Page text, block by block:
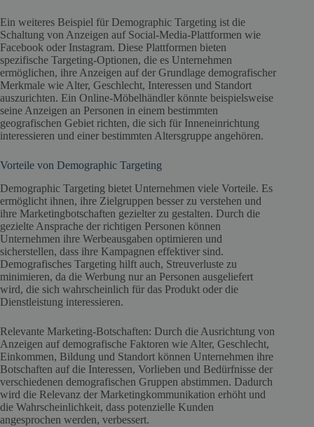
Ein weiteres Beispiel für Demographic Targeting ist die
Schaltung von Anzeigen auf Social-Media-Plattformen wie
Facebook oder Instagram. Diese Plattformen bieten
spezifische Targeting-Optionen, die es Unternehmen
ermöglichen, ihre Anzeigen auf der Grundlage demografischer
Merkmale wie Alter, Geschlecht, Interessen und Standort
auszurichten. Ein Online-Möbelhändler könnte beispielsweise
seine Anzeigen an Personen in einem bestimmten
geografischen Gebiet richten, die sich für Inneneinrichtung
interessieren und einer bestimmten Altersgruppe angehören.
Vorteile von Demographic Targeting
Demographic Targeting bietet Unternehmen viele Vorteile. Es
ermöglicht ihnen, ihre Zielgruppen besser zu verstehen und
ihre Marketingbotschaften gezielter zu gestalten. Durch die
gezielte Ansprache der richtigen Personen können
Unternehmen ihre Werbeausgaben optimieren und
sicherstellen, dass ihre Kampagnen effektiver sind.
Demografisches Targeting hilft auch, Streuverluste zu
minimieren, da die Werbung nur an Personen ausgeliefert
wird, die sich wahrscheinlich für das Produkt oder die
Dienstleistung interessieren.
Relevante Marketing-Botschaften: Durch die Ausrichtung von
Anzeigen auf demografische Faktoren wie Alter, Geschlecht,
Einkommen, Bildung und Standort können Unternehmen ihre
Botschaften auf die Interessen, Vorlieben und Bedürfnisse der
verschiedenen demografischen Gruppen abstimmen. Dadurch
wird die Relevanz der Marketingkommunikation erhöht und
die Wahrscheinlichkeit, dass potenzielle Kunden
angesprochen werden, verbessert.